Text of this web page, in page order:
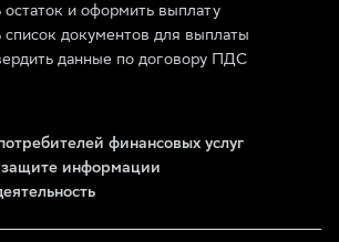
и оформить выплату
список документов для выплаты
данные по договору ПДС
финансовых услуг
информации